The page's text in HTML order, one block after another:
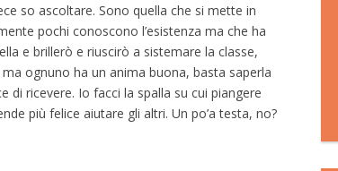
so ascoltare. Sono quella che si mette in
pochi conoscono l’esistenza ma che ha
e brillerò e riuscirò a sistemare la classe,
ognuno ha un anima buona, basta saperla
di ricevere. Io facci la spalla su cui piangere
più felice aiutare gli altri. Un po’a testa, no?